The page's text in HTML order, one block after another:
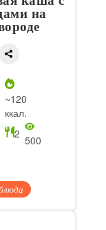
на
~120
ккал.
2 500